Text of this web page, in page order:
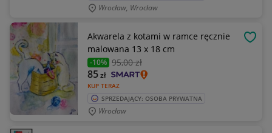
Wrocław, Wrocław
Akwarela z kotami w ramce ręcznie
malowana 13 x 18 cm
-10% 95,00 zł
KUP TERAZ
85zł
SPRZEDAJĄCY: OSOBA PRYWATNA
Wrocław